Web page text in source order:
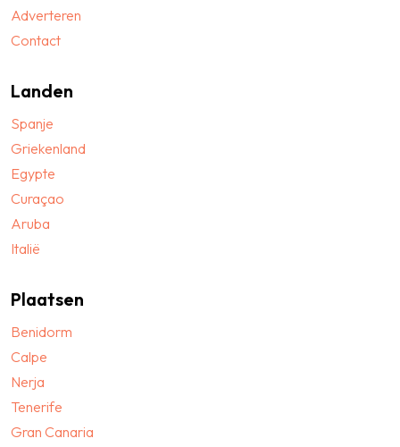
Adverteren
Contact
Landen
Spanje
Griekenland
Egypte
Curaçao
Aruba
Italië
Plaatsen
Benidorm
Calpe
Nerja
Tenerife
Gran Canaria